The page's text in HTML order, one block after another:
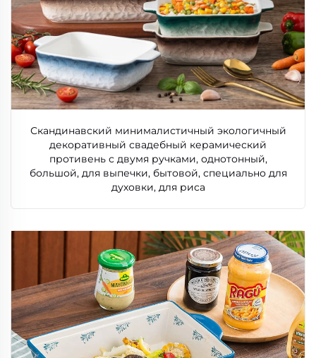
Скандинавский минималистичный экологичный
декоративный свадебный керамический
противень с двумя ручками, однотонный,
большой, для выпечки, бытовой, специально для
духовки, для риса